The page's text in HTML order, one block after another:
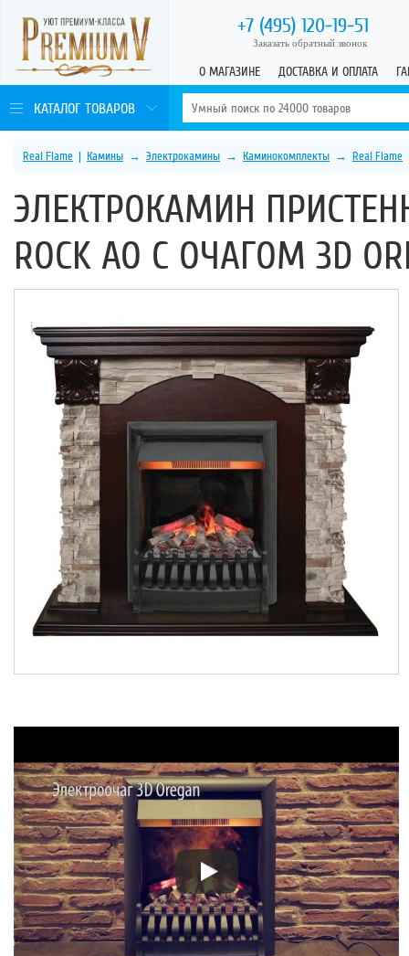
+7 (495) 120-19-51
Заказать обратный звонок
О МАГАЗИНЕ ДОСТАВКА И ОПЛАТА
КАТАЛОГ ТОВАРОВ
Real Flame | Камины → Электрокамины → Каминокомплекты → Real Flame
ЭЛЕКТРОКАМИН
ROCK AO С ОЧАГОМ 3D